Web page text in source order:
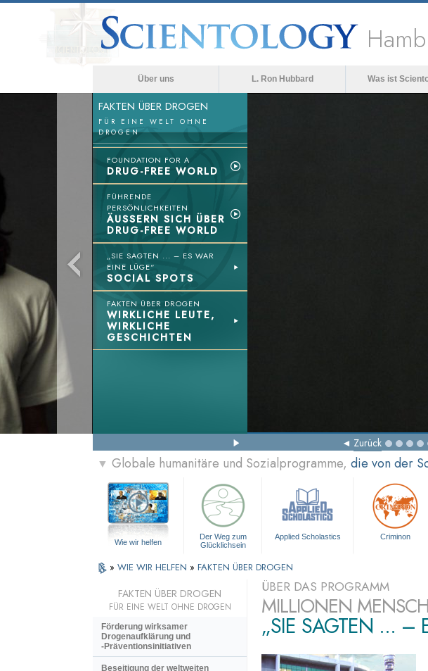
Über uns L. Ron Hubbard Was ist
FAKTEN ÜBER DROGEN
FÜR EINE WELT OHNE
DROGEN
FOUNDATION FOR A
DRUG-FREE WORLD
FÜHRENDE
PERSÖNLICHKEITEN
ÄUSSERN SICH ÜBER
DRUG-FREE WORLD
„SIE SAGTEN ... – ES WAR
EINE LÜGE“
SOCIAL SPOTS
FAKTEN ÜBER DROGEN
WIRKLICHE LEUTE,
WIRKLICHE
GESCHICHTEN
Zurück
▼ Globale humanitäre und Sozialprogramme, die von der
Wie wir helfen
Der Weg zum
Glücklichsein
Applied Scholastics Criminon
» WIE WIR HELFEN » FAKTEN ÜBER DROGEN
ÜBER DAS PROGRAMM
MILLIONEN
„SIE SAGTEN ... –
FAKTEN ÜBER DROGEN
FÜR EINE WELT OHNE DROGEN
Förderung wirksamer
Drogenaufklärung und
-Präventionsinitiativen
Beseitigung der weltweiten